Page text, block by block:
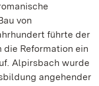
von
führte der
Reformation ein
Alpirsbach wurde
angehender